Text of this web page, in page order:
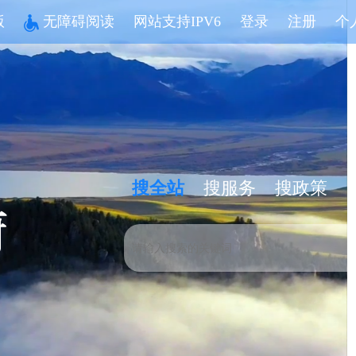
无障碍阅读 网站支持IPV6 登录 注册 个
搜全站 搜服务 搜政策